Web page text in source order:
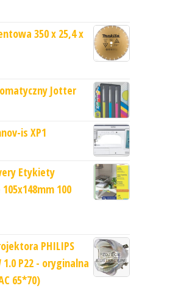
350 x 25,4 x
Jotter
is XP1
Etykiety
100
PHILIPS
1.0 P22 - oryginalna
65*70)